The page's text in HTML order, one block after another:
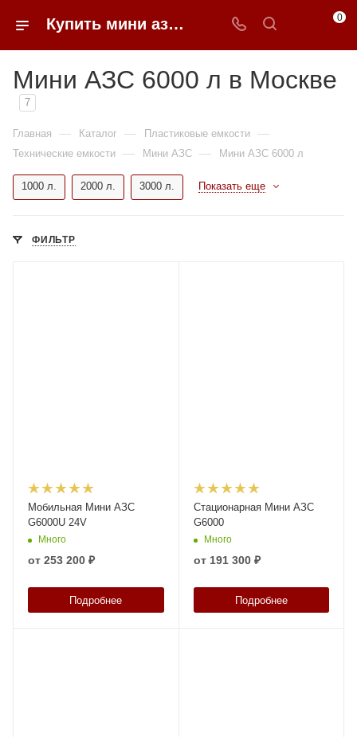
Купить мини азс 6000 литров в Москве 0
Мини АЗС 6000 л в Москве
7
Главная — Каталог — Пластиковые емкости —
Технические емкости — Мини АЗС — Мини АЗС 6000 л
1000 л. 2000 л. 3000 л. Показать еще
ФИЛЬТР
Мобильная Мини АЗС
G6000U 24V
Много
от 253 200 ₽
Подробнее
Стационарная Мини АЗС
G6000
Много
от 191 300 ₽
Подробнее